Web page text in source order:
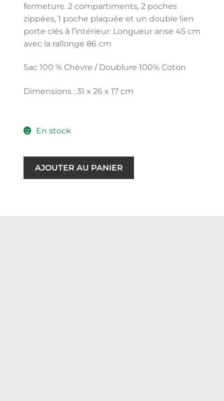
fermeture. 2 compartiments, 2 poches
zippées, 1 poche plaquée et un double lien
porte clés à l’intérieur. Longueur anse 45 cm
avec la rallonge 86 cm
Sac 100 % Chèvre / Doublure 100% Coton
Dimensions : 31 x 26 x 17 cm
En stock
AJOUTER AU PANIER